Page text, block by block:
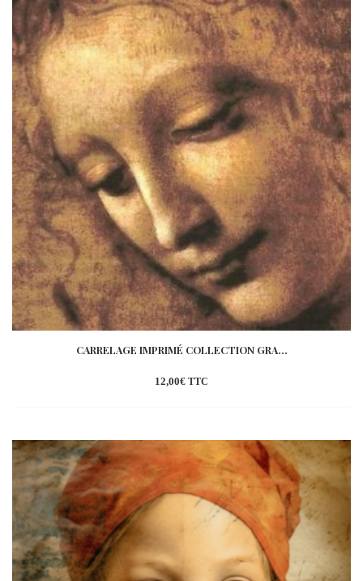
wishlist
CARRELAGE IMPRIMÉ COLLECTION GRA...
12,00€ TTC
wishlist